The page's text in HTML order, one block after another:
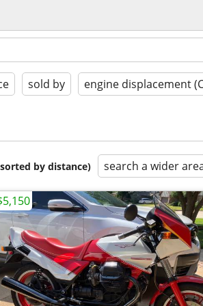
sold by engine displacement
by distance) search a wider